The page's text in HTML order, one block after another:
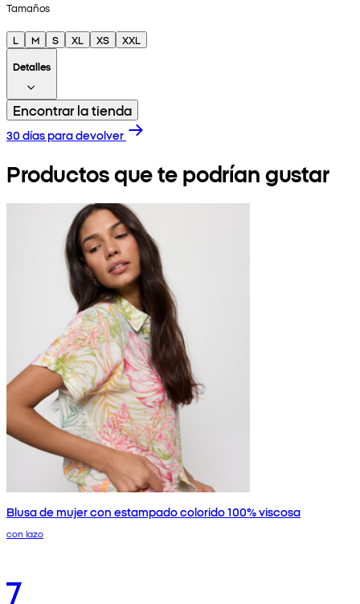
Tamaños
L M S XL XS
XXL
Detalles
Encontrar la tienda
30 días para devolver
Productos que te podrían gustar
Blusa de mujer con estampado colorido 100% viscosa
con lazo
7